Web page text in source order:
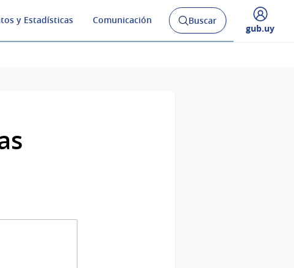
y Estadísticas Comunicación
Abrir
buscador
Buscar
Desplegar
gub.uy